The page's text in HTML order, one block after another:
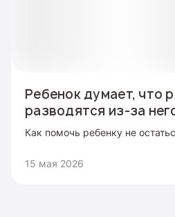
Ребенок думает, что
разводятся из-за
Как помочь ребенку не
15 мая 2026